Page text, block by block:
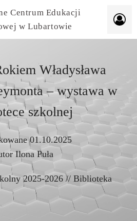
Centrum Edukacji
w Lubartowie
Władysława
– wystawa w
szkolnej
01.10.2025
Ilona Puła
2025-2026 // Biblioteka